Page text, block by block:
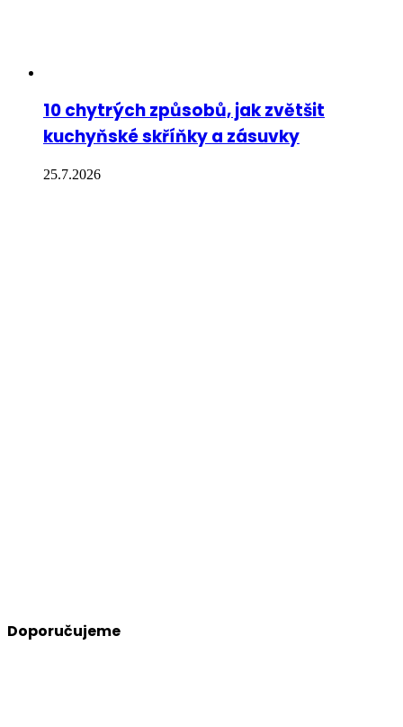
10 chytrých způsobů, jak zvětšit
kuchyňské skříňky a zásuvky
25.7.2026
Doporučujeme